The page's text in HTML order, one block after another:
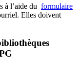
à l’aide du formulaire
Elles doivent